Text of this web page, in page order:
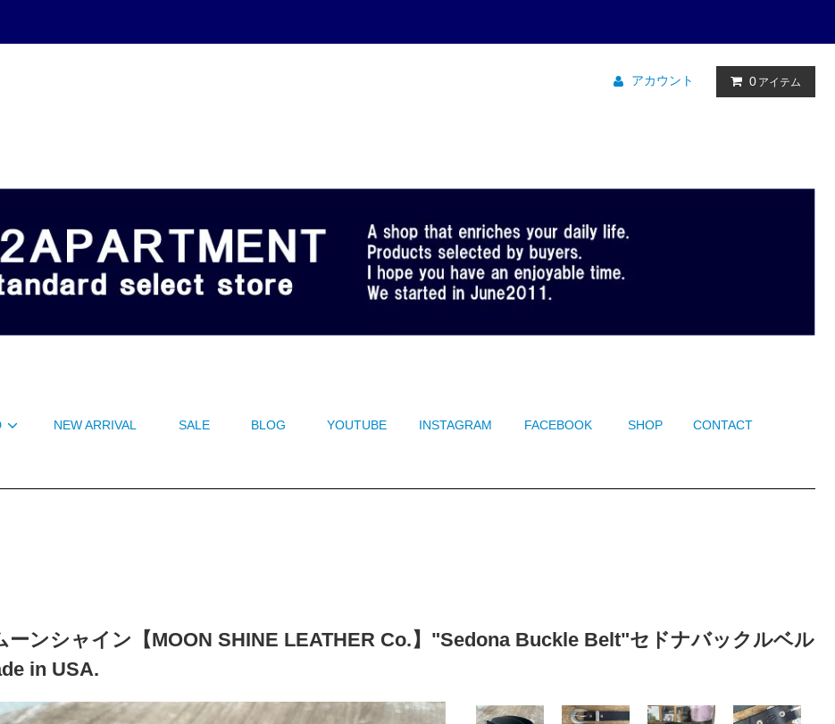
アカウント 0 アイテム
NEW ARRIVAL SALE BLOG YOUTUBE INSTAGRAM FACEBOOK SHOP CONTACT
ーンシャイン【MOON SHINE LEATHER Co.】"Sedona Buckle Belt"セドナバックルベル
in USA.